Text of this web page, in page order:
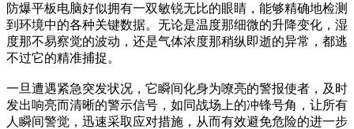
防爆平板电脑好似拥有一双敏锐无比的眼睛，能够精确地检测
到环境中的各种关键数据。无论是温度那细微的升降变化，湿
度那不易察觉的波动，还是气体浓度那稍纵即逝的异常，都逃
不过它的精准捕捉。
一旦遭遇紧急突发状况，它瞬间化身为嘹亮的警报使者，及时
发出响亮而清晰的警示信号，如同战场上的冲锋号角，让所有
人瞬间警觉，迅速采取应对措施，从而有效避免危险的进一步